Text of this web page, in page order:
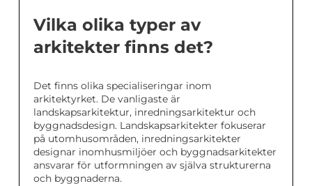
Vilka olika typer av
arkitekter finns det?
Det finns olika specialiseringar inom
arkitektyrket. De vanligaste är
landskapsarkitektur, inredningsarkitektur och
byggnadsdesign. Landskapsarkitekter fokuserar
på utomhusområden, inredningsarkitekter
designar inomhusmiljöer och byggnadsarkitekter
ansvarar för utformningen av själva strukturerna
och byggnaderna.